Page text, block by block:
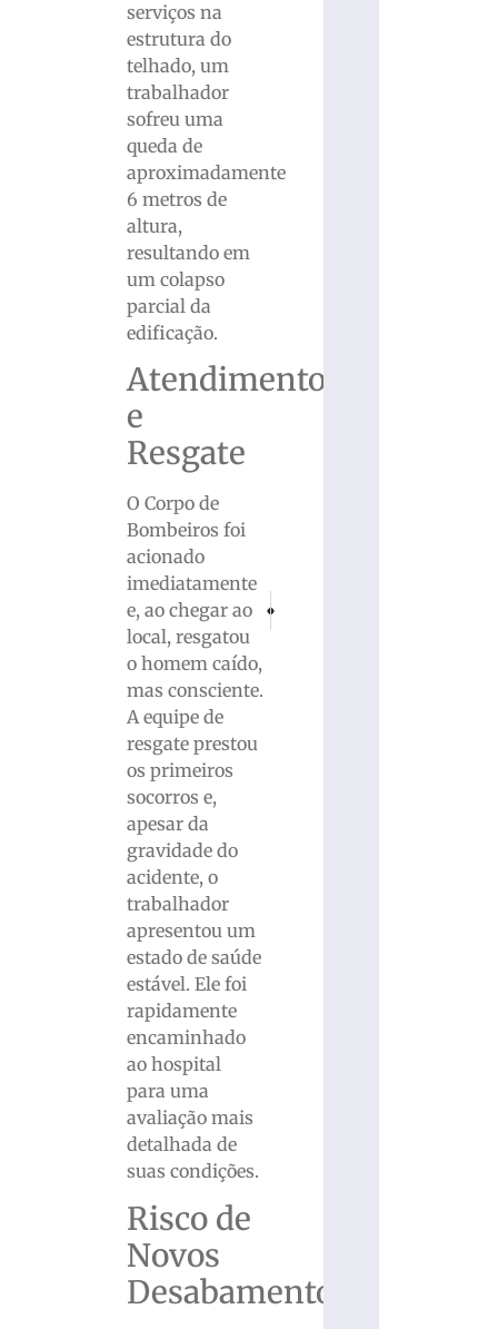
serviços na
estrutura do
telhado, um
trabalhador
sofreu uma
queda de
aproximadamente
6 metros de
altura,
resultando em
um colapso
parcial da
edificação.
Atendimento
e
Resgate
O Corpo de
Bombeiros foi
acionado
imediatamente
e, ao chegar ao
local, resgatou
o homem caído,
mas consciente.
A equipe de
resgate prestou
os primeiros
socorros e,
apesar da
gravidade do
acidente, o
trabalhador
apresentou um
estado de saúde
estável. Ele foi
rapidamente
encaminhado
ao hospital
para uma
avaliação mais
detalhada de
suas condições.
Risco de
Novos
Desabamentos
Acidente a caminho de velório deixa dois